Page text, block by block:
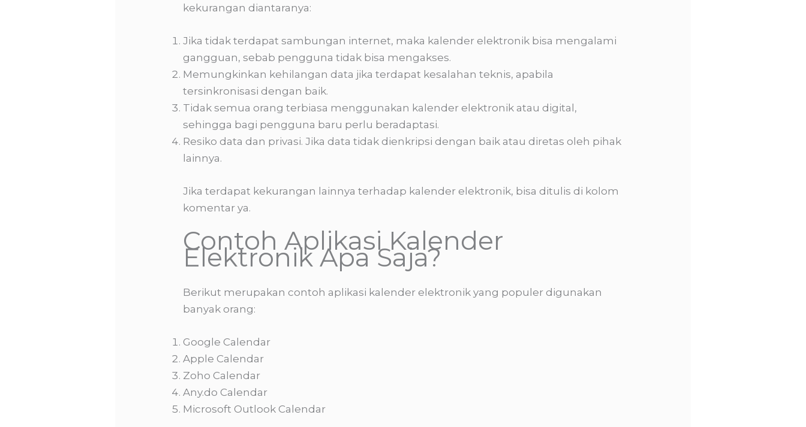
kekurangan diantaranya:
Jika tidak terdapat sambungan internet, maka kalender elektronik bisa mengalami
gangguan, sebab pengguna tidak bisa mengakses.
Memungkinkan kehilangan data jika terdapat kesalahan teknis, apabila
tersinkronisasi dengan baik.
Tidak semua orang terbiasa menggunakan kalender elektronik atau digital,
sehingga bagi pengguna baru perlu beradaptasi.
Resiko data dan privasi. Jika data tidak dienkripsi dengan baik atau diretas oleh pihak
lainnya.
Jika terdapat kekurangan lainnya terhadap kalender elektronik, bisa ditulis di kolom
komentar ya.
Contoh Aplikasi Kalender
Elektronik Apa Saja?
Berikut merupakan contoh aplikasi kalender elektronik yang populer digunakan
banyak orang:
Google Calendar
Apple Calendar
Zoho Calendar
Any.do Calendar
Microsoft Outlook Calendar